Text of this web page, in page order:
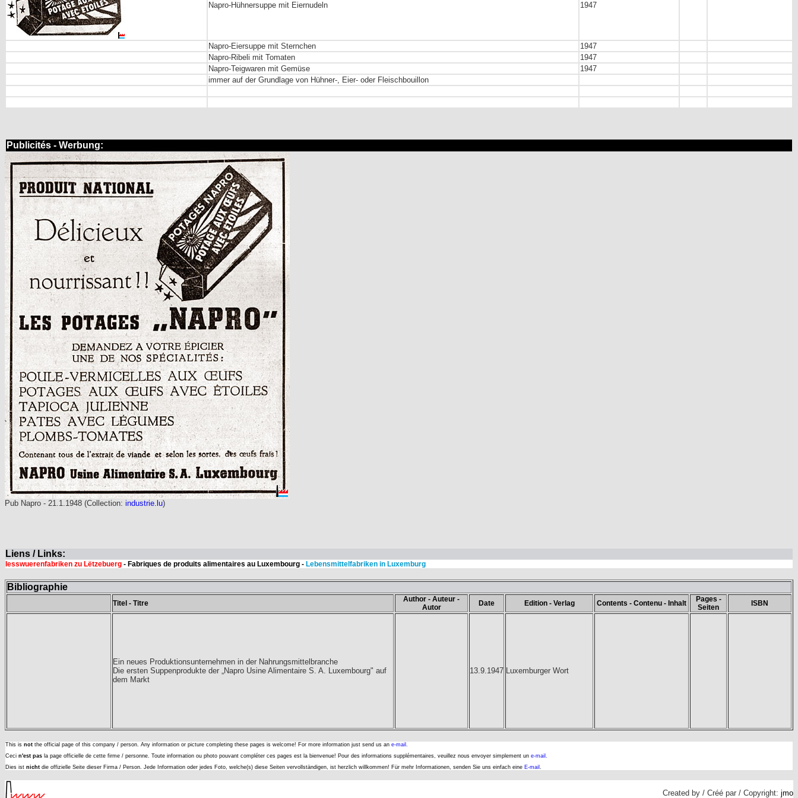
Napro-Hühnersuppe mit Eiernudeln 1947
Napro-Eiersuppe mit Sternchen
1947
Napro-Ribeli mit Tomaten
1947
Napro-Teigwaren mit Gemüse
1947
immer auf der Grundlage von Hühner-, Eier- oder Fleischbouillon
Publicités - Werbung:
Pub Napro - 21.1.1948 (Collection: industrie.lu)
Liens / Links:
Iesswuerenfabriken zu Lëtzebuerg - Fabriques de produits alimentaires au Luxembourg - Lebensmittelfabriken in Luxemburg
Bibliographie
Titel - Titre
Author - Auteur -
Autor
Date Edition - Verlag Contents - Contenu - Inhalt
Pages -
Seiten
ISBN
Ein neues Produktionsunternehmen in der Nahrungsmittelbranche
Die ersten Suppenprodukte der „Napro Usine Alimentaire S. A. Luxembourg" auf
dem Markt
13.9.1947 Luxemburger Wort
This is not the official page of this company / person. Any information or picture completing these pages is welcome! For more information just send us an e-mail.
Ceci n'est pas la page officielle de cette firme / personne. Toute information ou photo pouvant compléter ces pages est la bienvenue! Pour des informations supplémentaires, veuillez nous envoyer simplement un e-mail.
Dies ist nicht die offizielle Seite dieser Firma / Person. Jede Information oder jedes Foto, welche(s) diese Seiten vervollständigen, ist herzlich willkommen! Für mehr Informationen, senden Sie uns einfach eine E-mail .
Created by / Créé par / Copyright: jmo